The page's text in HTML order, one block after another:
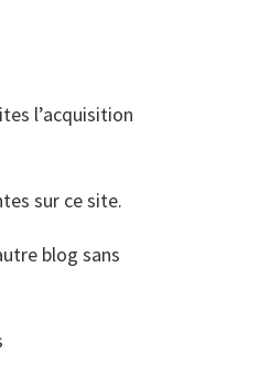
l’acquisition
sur ce site.
blog sans